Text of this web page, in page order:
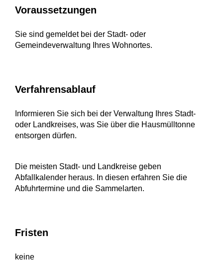
Voraussetzungen
Sie sind gemeldet bei der Stadt- oder
Gemeindeverwaltung Ihres Wohnortes.
Verfahrensablauf
Informieren Sie sich bei der Verwaltung Ihres Stadt-
oder Landkreises, was Sie über die Hausmülltonne
entsorgen dürfen.
Die meisten Stadt- und Landkreise geben
Abfallkalender heraus. In diesen erfahren Sie die
Abfuhrtermine und die Sammelarten.
Fristen
keine